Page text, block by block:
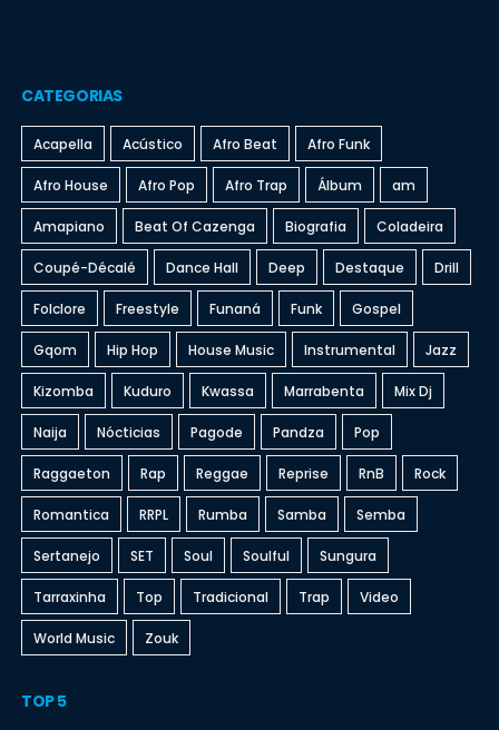
CATEGORIAS
Acapella Acústico Afro Beat Afro Funk
Afro House Afro Pop Afro Trap Álbum am
Amapiano Beat Of Cazenga Biografia Coladeira
Coupé-Décalé Dance Hall Deep Destaque Drill
Folclore Freestyle Funaná Funk Gospel
Gqom Hip Hop House Music Instrumental Jazz
Kizomba Kuduro Kwassa Marrabenta Mix Dj
Naija Nócticias Pagode Pandza Pop
Raggaeton Rap Reggae Reprise RnB Rock
Romantica RRPL Rumba Samba Semba
Sertanejo SET Soul Soulful Sungura
Tarraxinha Top Tradicional Trap Video
World Music Zouk
TOP 5